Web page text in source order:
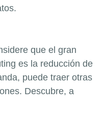
que el gran
es la reducción de
puede traer otras
Descubre, a